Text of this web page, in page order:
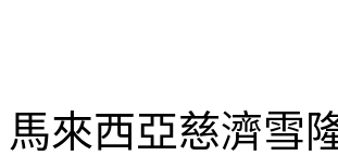
馬來西亞慈濟雪